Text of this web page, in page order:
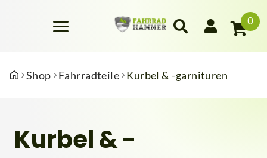
0
Shop Fahrradteile Kurbel & -garnituren
Kurbel & -